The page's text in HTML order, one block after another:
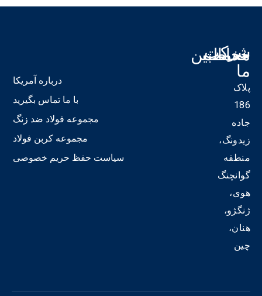
شرکت
پلاک
186
جاده
زیدونگ،
منطقه
گوانچنگ
هوی،
ژنگژو،
هنان،
چین
مخاطبین
ما
خدمات
درباره آمریکا
با ما تماس بگیرید
مجموعه فولاد ضد زنگ
مجموعه کربن فولاد
سیاست حفظ حریم خصوصی